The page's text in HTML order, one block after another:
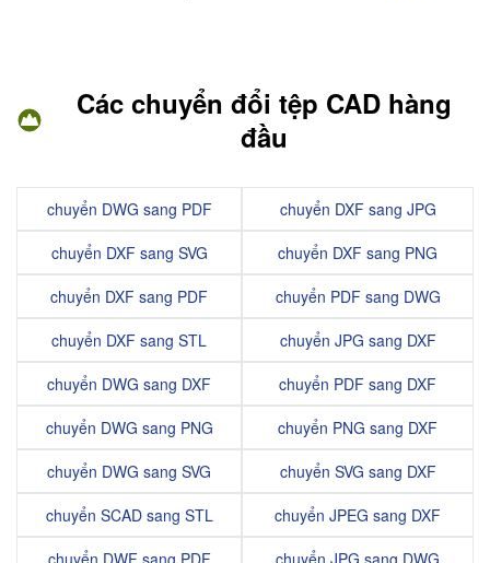
Các chuyển đổi tệp CAD hàng
đầu
chuyển DWG sang PDF
chuyển DXF sang SVG
chuyển DXF sang PDF
chuyển DXF sang STL
chuyển DWG sang DXF
chuyển DWG sang PNG
chuyển DWG sang SVG
chuyển SCAD sang STL
chuyển DXF sang JPG
chuyển DXF sang PNG
chuyển PDF sang DWG
chuyển JPG sang DXF
chuyển PDF sang DXF
chuyển PNG sang DXF
chuyển SVG sang DXF
chuyển JPEG sang DXF